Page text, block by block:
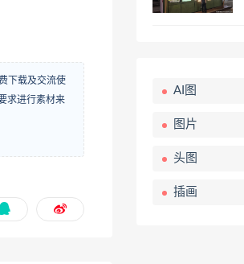
下载及交流使
求进行素材来
AI图
图片
头图
插画